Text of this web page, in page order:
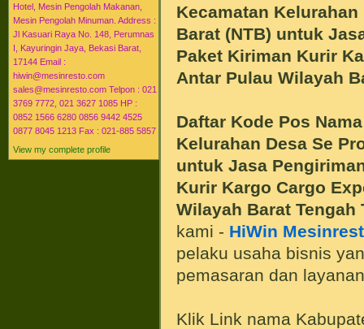
Hotel, Mesin Pengolah Makanan,
Mesin Pengolah Minuman. Address :
Jl Kasuari Raya No. 148, Perumnas
I, Kayuringin Jaya, Bekasi Barat,
17144 Email :
hiwin@mesinresto.com
sales@mesinresto.com Telpon : 021
3769 7772, 021 3627 1085 HP :
0852 1566 6280 0856 9442 4525
0877 8045 1213 Fax : 021-885 5857
View my complete profile
Kecamatan
Barat (NTB) untuk
Paket Kiriman Kurir
Antar Pulau Wilayah
Daftar Kode Pos
Kelurahan Desa Se
untuk Jasa
Kurir Kargo Cargo
Wilayah Barat Tengah
kami - HiWin
pelaku usaha bisnis
pemasaran dan
Klik Link nama